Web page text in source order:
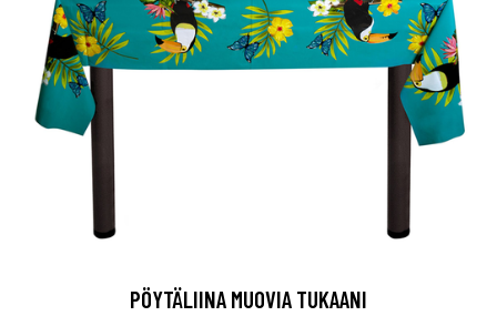
PÖYTÄLIINA MUOVIA TUKAANI